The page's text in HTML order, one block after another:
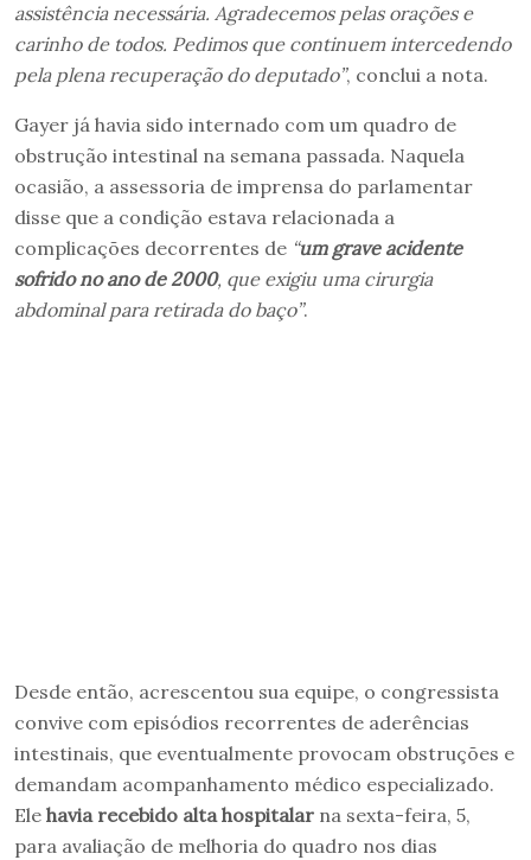
assistência necessária. Agradecemos pelas orações e
carinho de todos. Pedimos que continuem intercedendo
pela plena recuperação do deputado”, conclui a nota.
Gayer já havia sido internado com um quadro de
obstrução intestinal na semana passada. Naquela
ocasião, a assessoria de imprensa do parlamentar
disse que a condição estava relacionada a
complicações decorrentes de “um grave acidente
sofrido no ano de 2000, que exigiu uma cirurgia
abdominal para retirada do baço”.
Desde então, acrescentou sua equipe, o congressista
convive com episódios recorrentes de aderências
intestinais, que eventualmente provocam obstruções e
demandam acompanhamento médico especializado.
Ele havia recebido alta hospitalar na sexta-feira, 5,
para avaliação de melhoria do quadro nos dias